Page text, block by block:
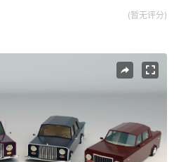
(暂无评分)